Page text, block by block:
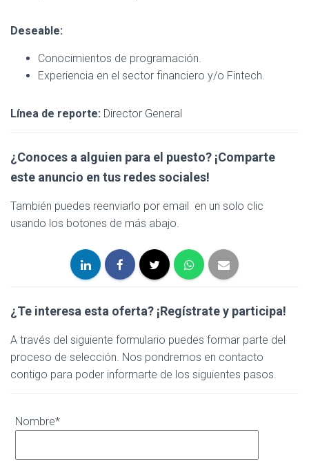
Deseable:
Conocimientos de programación.
Experiencia en el sector financiero y/o Fintech.
Línea de reporte: Director General
¿Conoces a alguien para el puesto? ¡Comparte
este anuncio en tus redes sociales!
También puedes reenviarlo por email en un solo clic
usando los botones de más abajo.
¿Te interesa esta oferta? ¡Regístrate y participa!
A través del siguiente formulario puedes formar parte del
proceso de selección. Nos pondremos en contacto
contigo para poder informarte de los siguientes pasos.
Nombre*